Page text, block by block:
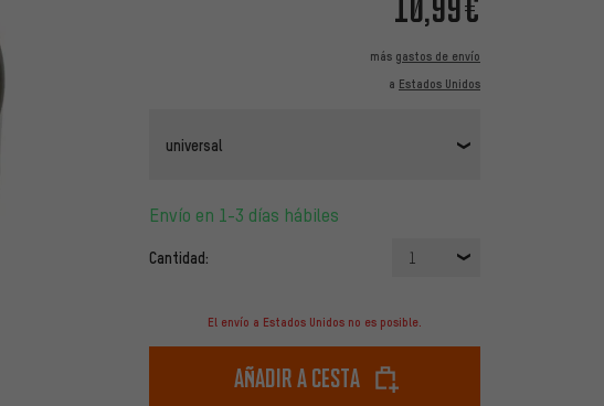
más gastos de envío
a Estados Unidos
universal
Envío en 1-3 días hábiles
Cantidad: 1
El envío a Estados Unidos no es posible.
Añadir a cesta